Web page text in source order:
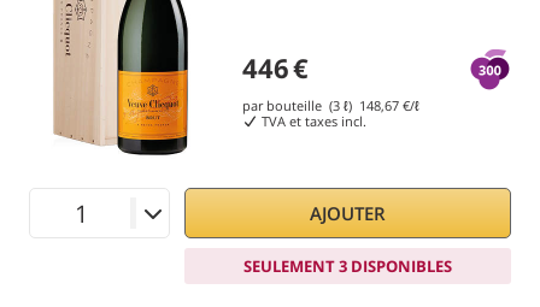
446€
par bouteille (3 ℓ) 148,67€/ℓ
TVA et taxes incl.
AJOUTER
SEULEMENT 3 DISPONIBLES